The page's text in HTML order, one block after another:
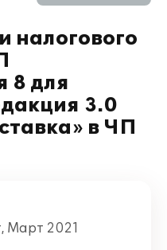
налогового
8 для
3.0
в ЧП
Март 2021